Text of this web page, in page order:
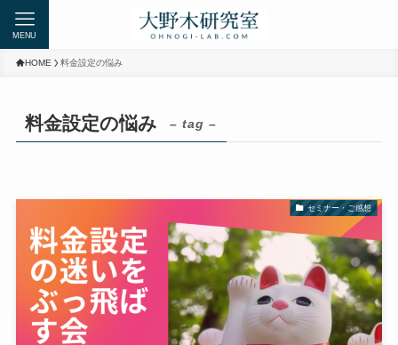
MENU
HOME 料金設定の悩み
料金設定の悩み – tag –
セミナー・ご感想